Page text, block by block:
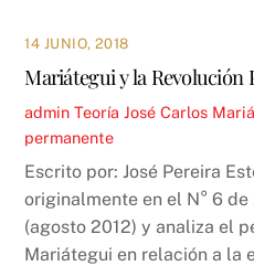
14 JUNIO, 2018
Mariátegui y la Revolución
admin Teoría José Carlos
permanente
Escrito por: José Pereira
originalmente en el N° 6
(agosto 2012) y analiza el
Mariátegui en relación a la